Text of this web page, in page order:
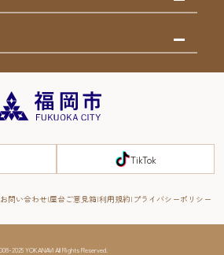
COAST
ラム掲載申込
TikTok
お問い合わせ 屋台ご意見箱 利用規約 プライバシーポリシー
2025 YOKANAVI All Rights Reserved.